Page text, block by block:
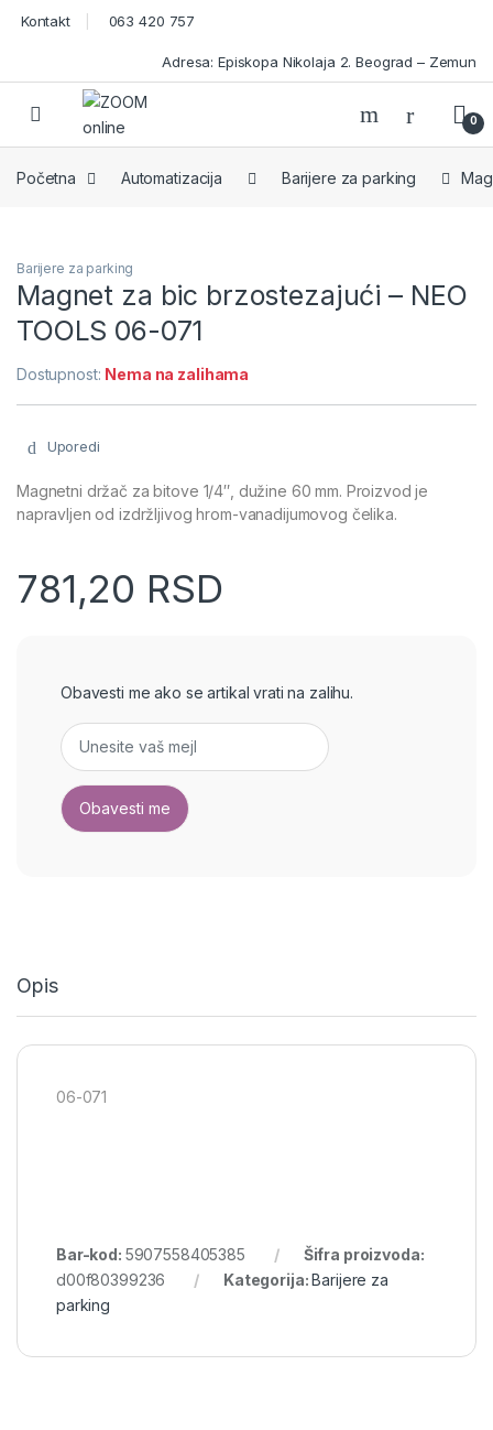
Skip to navigation
Skip to content
Kontakt 063 420 757
Adresa: Episkopa Nikolaja 2. Beograd – Zemun
Open 0
Početna Automatizacija Barijere za parking
Barijere za parking
Magnet za bic brzostezajući – NEO
TOOLS 06-071
Dostupnost: Nema na zalihama
Uporedi
Magnetni držač za bitove 1/4″, dužine 60 mm. Proizvod je
napravljen od izdržljivog hrom-vanadijumovog čelika.
781,20 RSD
Obavesti me ako se artikal vrati na zalihu.
Opis
06-071
Bar-kod: 5907558405385
Šifra proizvoda:
d00f80399236
Kategorija:Barijere za
parking